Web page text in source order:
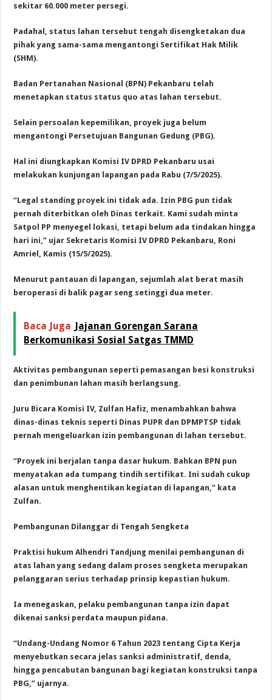
sekitar 60.000 meter persegi.
Padahal, status lahan tersebut tengah disengketakan dua
pihak yang sama-sama mengantongi Sertifikat Hak Milik
(SHM).
Badan Pertanahan Nasional (BPN) Pekanbaru telah
menetapkan status status quo atas lahan tersebut.
Selain persoalan kepemilikan, proyek juga belum
mengantongi Persetujuan Bangunan Gedung (PBG).
Hal ini diungkapkan Komisi IV DPRD Pekanbaru usai
melakukan kunjungan lapangan pada Rabu (7/5/2025).
“Legal standing proyek ini tidak ada. Izin PBG pun tidak
pernah diterbitkan oleh Dinas terkait. Kami sudah minta
Satpol PP menyegel lokasi, tetapi belum ada tindakan hingga
hari ini,” ujar Sekretaris Komisi IV DPRD Pekanbaru, Roni
Amriel, Kamis (15/5/2025).
Menurut pantauan di lapangan, sejumlah alat berat masih
beroperasi di balik pagar seng setinggi dua meter.
Baca Juga Jajanan Gorengan Sarana
Berkomunikasi Sosial Satgas TMMD
Aktivitas pembangunan seperti pemasangan besi konstruksi
dan penimbunan lahan masih berlangsung.
Juru Bicara Komisi IV, Zulfan Hafiz, menambahkan bahwa
dinas-dinas teknis seperti Dinas PUPR dan DPMPTSP tidak
pernah mengeluarkan izin pembangunan di lahan tersebut.
“Proyek ini berjalan tanpa dasar hukum. Bahkan BPN pun
menyatakan ada tumpang tindih sertifikat. Ini sudah cukup
alasan untuk menghentikan kegiatan di lapangan,” kata
Zulfan.
Pembangunan Dilanggar di Tengah Sengketa
Praktisi hukum Alhendri Tandjung menilai pembangunan di
atas lahan yang sedang dalam proses sengketa merupakan
pelanggaran serius terhadap prinsip kepastian hukum.
Ia menegaskan, pelaku pembangunan tanpa izin dapat
dikenai sanksi perdata maupun pidana.
“Undang-Undang Nomor 6 Tahun 2023 tentang Cipta Kerja
menyebutkan secara jelas sanksi administratif, denda,
hingga pencabutan bangunan bagi kegiatan konstruksi tanpa
PBG,” ujarnya.